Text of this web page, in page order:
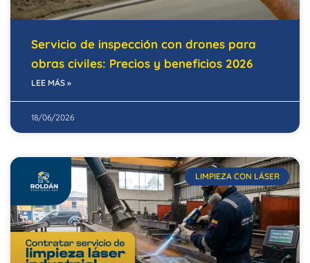
Servicio de inspección con drones para
obras civiles: Precios y beneficios 2026
LEE MÁS »
18/06/2026
LIMPIEZA CON LÁSER